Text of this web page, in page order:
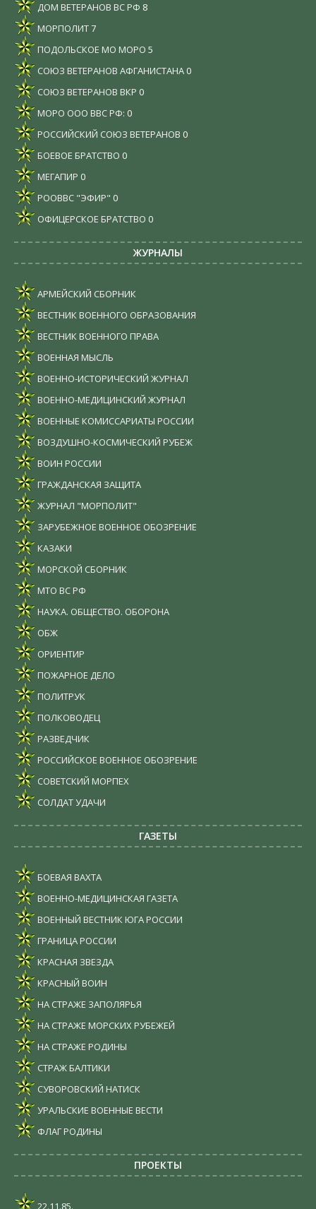
ДОМ ВЕТЕРАНОВ ВС РФ 8
МОРПОЛИТ7
ПОДОЛЬСКОЕ МО МОРО 5
СОЮЗ ВЕТЕРАНОВ АФГАНИСТАНА 0
СОЮЗ ВЕТЕРАНОВ ВКР 0
МОРО ООО ВВС РФ: 0
РОССИЙСКИЙ СОЮЗ ВЕТЕРАНОВ 0
БОЕВОЕ БРАТСТВО 0
МЕГАПИР 0
РООВВС "ЭФИР" 0
ОФИЦЕРСКОЕ БРАТСТВО 0
ЖУРНАЛЫ
АРМЕЙСКИЙ СБОРНИК
ВЕСТНИК ВОЕННОГО ОБРАЗОВАНИЯ
ВЕСТНИК ВОЕННОГО ПРАВА
ВОЕННАЯ МЫСЛЬ
ВОЕННО-ИСТОРИЧЕСКИЙ ЖУРНАЛ
ВОЕННО-МЕДИЦИНСКИЙ ЖУРНАЛ
ВОЕННЫЕ КОМИССАРИАТЫ РОССИИ
ВОЗДУШНО-КОСМИЧЕСКИЙ РУБЕЖ
ВОИН РОССИИ
ГРАЖДАНСКАЯ ЗАЩИТА
ЖУРНАЛ "МОРПОЛИТ"
ЗАРУБЕЖНОЕ ВОЕННОЕ ОБОЗРЕНИЕ
КАЗАКИ
МОРСКОЙ СБОРНИК
МТО ВС РФ
НАУКА. ОБЩЕСТВО. ОБОРОНА
ОБЖ
ОРИЕНТИР
ПОЖАРНОЕ ДЕЛО
ПОЛИТРУК
ПОЛКОВОДЕЦ
РАЗВЕДЧИК
РОССИЙСКОЕ ВОЕННОЕ ОБОЗРЕНИЕ
СОВЕТСКИЙ МОРПЕХ
СОЛДАТ УДАЧИ
ГАЗЕТЫ
БОЕВАЯ ВАХТА
ВОЕННО-МЕДИЦИНСКАЯ ГАЗЕТА
ВОЕННЫЙ ВЕСТНИК ЮГА РОССИИ
ГРАНИЦА РОССИИ
КРАСНАЯ ЗВЕЗДА
КРАСНЫЙ ВОИН
НА СТРАЖЕ ЗАПОЛЯРЬЯ
НА СТРАЖЕ МОРСКИХ РУБЕЖЕЙ
НА СТРАЖЕ РОДИНЫ
СТРАЖ БАЛТИКИ
СУВОРОВСКИЙ НАТИСК
УРАЛЬСКИЕ ВОЕННЫЕ ВЕСТИ
ФЛАГ РОДИНЫ
ПРОЕКТЫ
22.11.85.